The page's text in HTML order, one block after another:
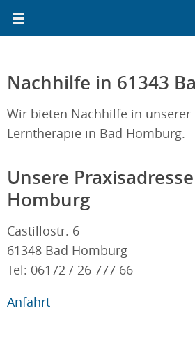
Nachhilfe in 61343
Wir bieten Nachhilfe in unserer
Lerntherapie in Bad Homburg.
Unsere
Homburg
Castillostr. 6
61348 Bad Homburg
Tel: 06172 / 26 777 66
Anfahrt